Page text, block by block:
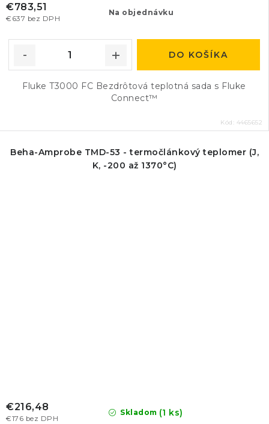
Na objednávku
€637 bez DPH
€783,51
DO KOŠÍKA
Fluke T3000 FC Bezdrôtová teplotná sada s Fluke
Connect™
Kód: 4465652
Beha-Amprobe TMD-53 - termočlánkový teplomer (J,
K, -200 až 1370°C)
Skladom (1 ks)
€176 bez DPH
€216,48